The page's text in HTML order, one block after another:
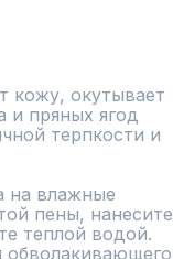
кожу, окутывает
и пряных ягод
терпкости и
на влажные
пены, нанесите
теплой водой.
обволакивающего